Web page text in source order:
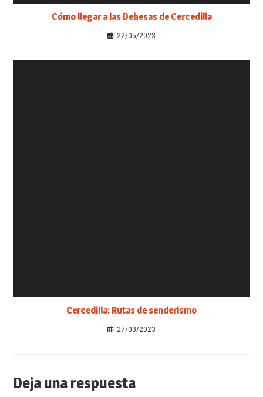
Cómo llegar a las Dehesas de Cercedilla
22/05/2023
Cercedilla: Rutas de senderismo
27/03/2023
Deja una respuesta